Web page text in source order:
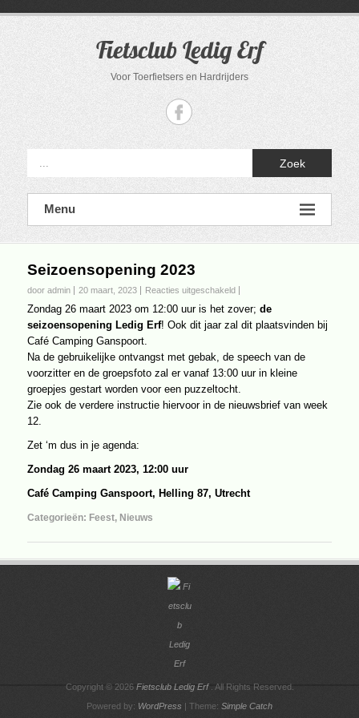
Fietsclub Ledig Erf
Voor Toerfietsers en Hardrijders
Zoek
Menu
Seizoensopening 2023
door admin 20 maart, 2023 Reacties uitgeschakeldvoor
Seizoensopening
Zondag 26 maart 2023 om 12:00 uur is het zover; de
seizoensopening Ledig Erf! Ook dit jaar zal dit plaatsvinden bij
Café Camping Ganspoort.
Na de gebruikelijke ontvangst met gebak, de speech van de
voorzitter en de groepsfoto zal er vanaf 13:00 uur in kleine
groepjes gestart worden voor een puzzeltocht.
Zie ook de verdere instructie hiervoor in de nieuwsbrief van week
12.
Zet ‘m dus in je agenda:
Zondag 26 maart 2023, 12:00 uur
Café Camping Ganspoort, Helling 87, Utrecht
Categorieën: Feest, Nieuws
Copyright © 2026 Fietsclub Ledig Erf. All Rights Reserved.
Powered by: WordPress | Theme: Simple Catch